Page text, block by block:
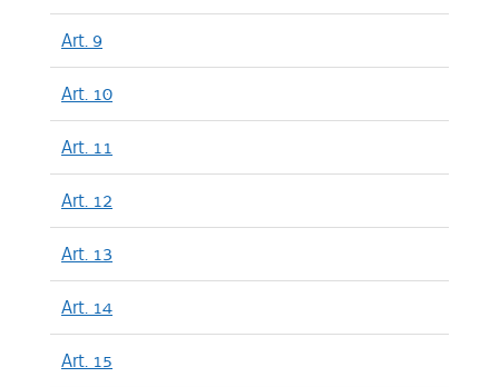
Art. 9
Art. 10
Art. 11
Art. 12
Art. 13
Art. 14
Art. 15